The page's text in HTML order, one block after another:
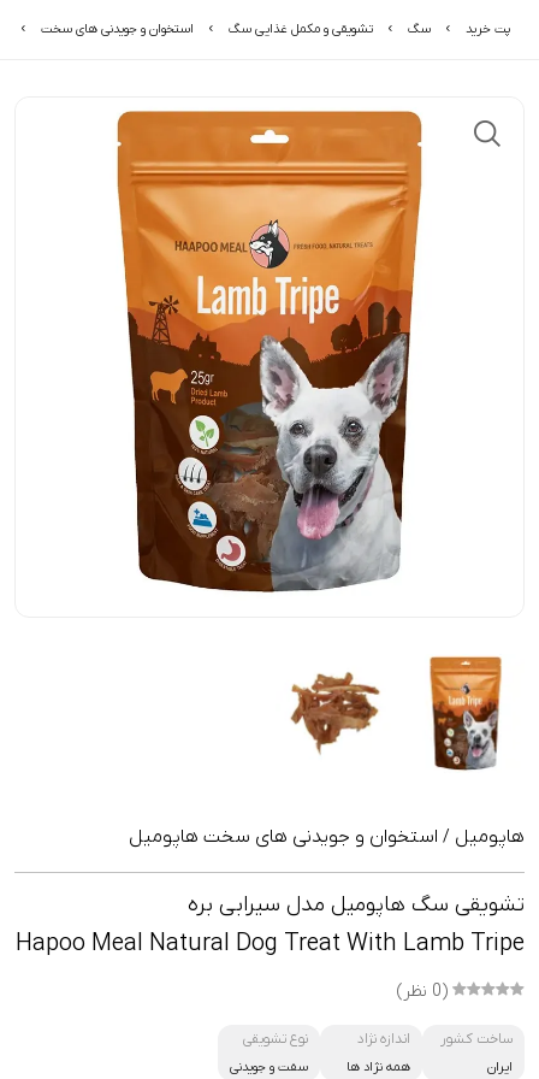
پت خرید سگ تشویقی و مکمل غذایی سگ استخوان و جویدنی های سخت
هاپومیل / استخوان و جویدنی های سخت هاپومیل
تشویقی سگ هاپومیل مدل سیرابی بره
Hapoo Meal Natural Dog Treat With Lamb Tripe
(0 نظر)
ساخت کشور
ایران
اندازه نژاد
همه نژاد ها
نوع تشویقی
سفت و جویدنی